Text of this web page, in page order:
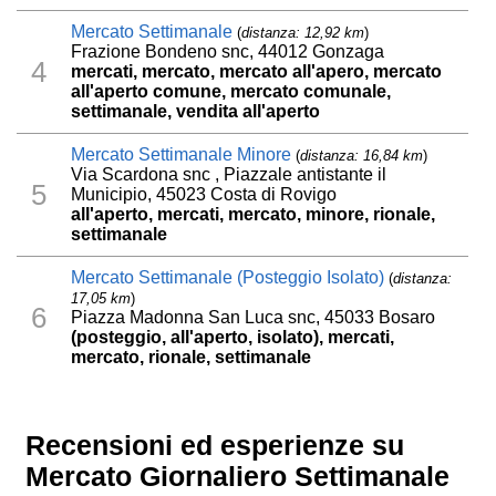
4
Mercato Settimanale (distanza: 12,92 km)
Frazione Bondeno snc, 44012 Gonzaga
mercati, mercato, mercato all'apero, mercato
all'aperto comune, mercato comunale,
settimanale, vendita all'aperto
5
Mercato Settimanale Minore (distanza: 16,84 km)
Via Scardona snc , Piazzale antistante il
Municipio, 45023 Costa di Rovigo
all'aperto, mercati, mercato, minore, rionale,
settimanale
6
Mercato Settimanale (Posteggio Isolato) (distanza:
17,05 km)
Piazza Madonna San Luca snc, 45033 Bosaro
(posteggio, all'aperto, isolato), mercati,
mercato, rionale, settimanale
Recensioni ed esperienze su
Mercato Giornaliero Settimanale